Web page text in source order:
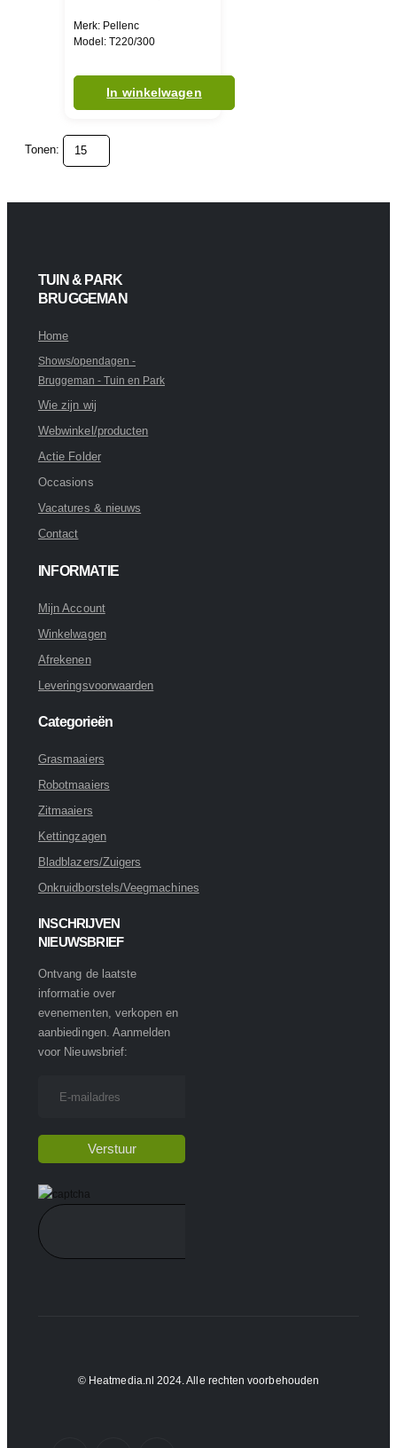
Merk: Pellenc
Model: T220/300
In winkelwagen
Tonen:
TUIN & PARK
BRUGGEMAN
Home
Shows/opendagen -
Bruggeman - Tuin en Park
Wie zijn wij
Webwinkel/producten
Actie Folder
Occasions
Vacatures & nieuws
Contact
INFORMATIE
Mijn Account
Winkelwagen
Afrekenen
Leveringsvoorwaarden
Categorieën
Grasmaaiers
Robotmaaiers
Zitmaaiers
Kettingzagen
Bladblazers/Zuigers
Onkruidborstels/Veegmachines
INSCHRIJVEN
NIEUWSBRIEF
Ontvang de laatste
informatie over
evenementen, verkopen en
aanbiedingen. Aanmelden
voor Nieuwsbrief:
© Heatmedia.nl 2024. Alle rechten voorbehouden